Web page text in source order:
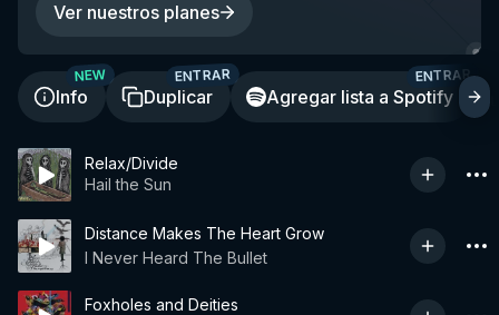
Ver nuestros planes
Info
NEW
Duplicar
ENTRAR
Agregar lista a Spotify
ENTRAR
Relax/Divide
Hail the Sun
Distance Makes The Heart Grow
I Never Heard The Bullet
Foxholes and Deities